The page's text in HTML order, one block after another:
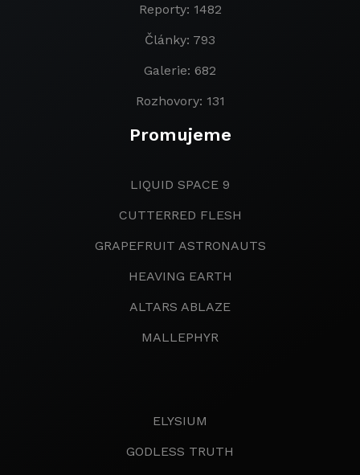
Reporty: 1482
Články: 793
Galerie: 682
Rozhovory: 131
Promujeme
LIQUID SPACE 9
CUTTERRED FLESH
GRAPEFRUIT ASTRONAUTS
HEAVING EARTH
ALTARS ABLAZE
MALLEPHYR
ELYSIUM
GODLESS TRUTH